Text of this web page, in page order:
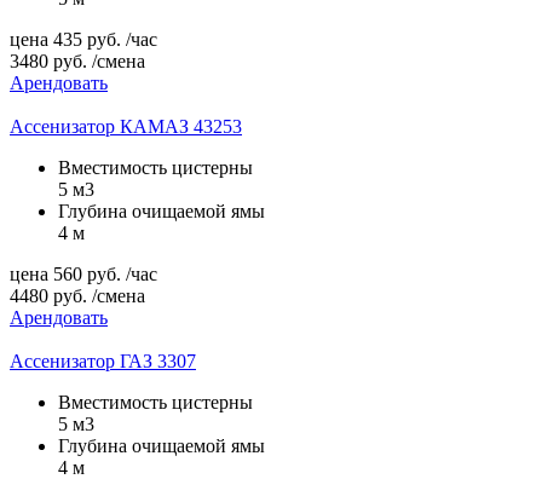
цена 435 руб. /час
3480 руб. /смена
Арендовать
Ассенизатор КАМАЗ 43253
Вместимость цистерны
5 м3
Глубина очищаемой ямы
4 м
цена 560 руб. /час
4480 руб. /смена
Арендовать
Ассенизатор ГАЗ 3307
Вместимость цистерны
5 м3
Глубина очищаемой ямы
4 м